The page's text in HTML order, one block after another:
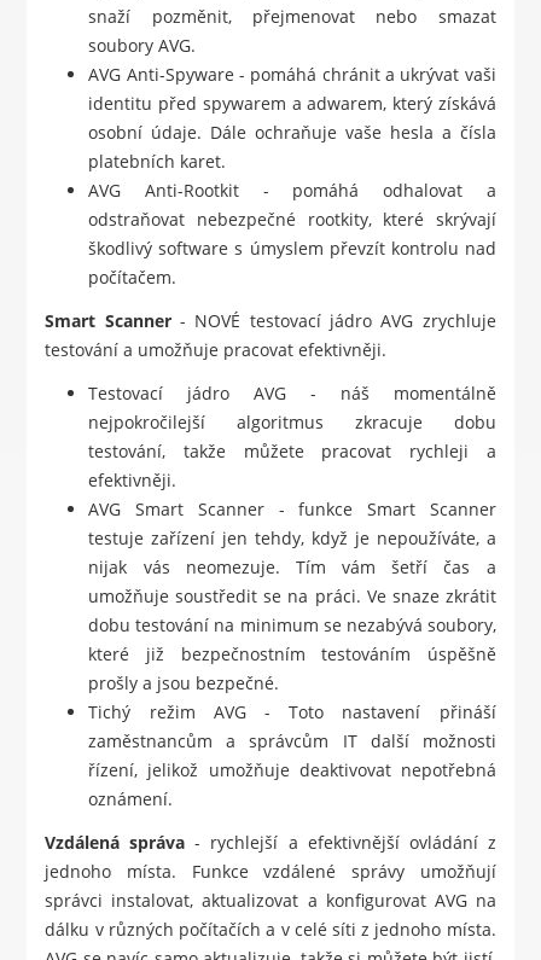
snaží pozměnit, přejmenovat nebo smazat
soubory AVG.
AVG Anti-Spyware - pomáhá chránit a ukrývat vaši
identitu před spywarem a adwarem, který získává
osobní údaje. Dále ochraňuje vaše hesla a čísla
platebních karet.
AVG Anti-Rootkit - pomáhá odhalovat a
odstraňovat nebezpečné rootkity, které skrývají
škodlivý software s úmyslem převzít kontrolu nad
počítačem.
Smart Scanner- NOVÉ testovací jádro AVG zrychluje
testování a umožňuje pracovat efektivněji.
Testovací jádro AVG - náš momentálně
nejpokročilejší algoritmus zkracuje dobu
testování, takže můžete pracovat rychleji a
efektivněji.
AVG Smart Scanner - funkce Smart Scanner
testuje zařízení jen tehdy, když je nepoužíváte, a
nijak vás neomezuje. Tím vám šetří čas a
umožňuje soustředit se na práci. Ve snaze zkrátit
dobu testování na minimum se nezabývá soubory,
které již bezpečnostním testováním úspěšně
prošly a jsou bezpečné.
Tichý režim AVG - Toto nastavení přináší
zaměstnancům a správcům IT další možnosti
řízení, jelikož umožňuje deaktivovat nepotřebná
oznámení.
Vzdálená správa - rychlejší a efektivnější ovládání z
jednoho místa. Funkce vzdálené správy umožňují
správci instalovat, aktualizovat a konfigurovat AVG na
dálku v různých počítačích a v celé síti z jednoho místa.